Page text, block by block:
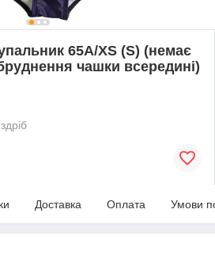
65A/XS (S) (немає
чашки всередині)
Доставка Оплата Умови